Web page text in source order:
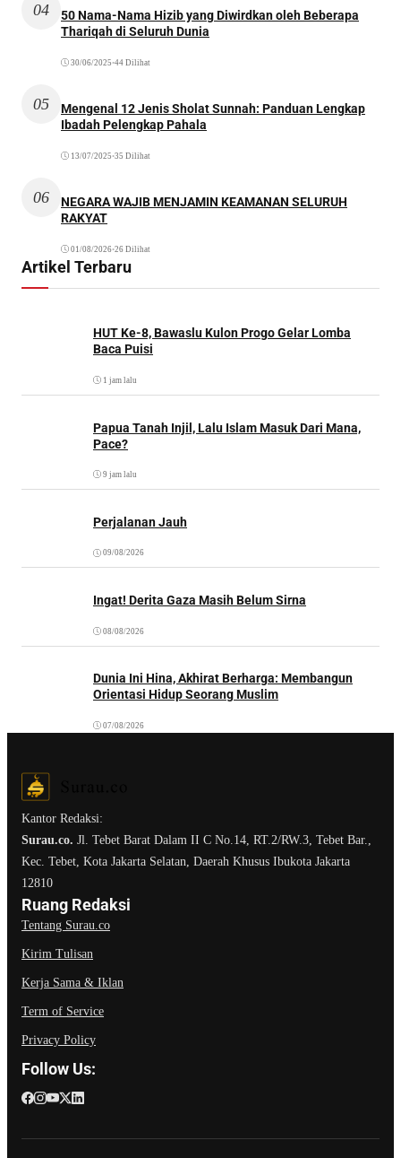
04
50 Nama-Nama Hizib yang Diwirdkan oleh Beberapa
Thariqah di Seluruh Dunia
30/06/2025 •44 Dilihat
05
Mengenal 12 Jenis Sholat Sunnah: Panduan Lengkap
Ibadah Pelengkap Pahala
13/07/2025 •35 Dilihat
06
NEGARA WAJIB MENJAMIN KEAMANAN SELURUH
RAKYAT
01/08/2026•26 Dilihat
Artikel Terbaru
HUT Ke-8, Bawaslu Kulon Progo Gelar Lomba
Baca Puisi
1 jam lalu
Papua Tanah Injil, Lalu Islam Masuk Dari Mana,
Pace?
9 jam lalu
Perjalanan Jauh
09/08/2026
Ingat! Derita Gaza Masih Belum Sirna
08/08/2026
Dunia Ini Hina, Akhirat Berharga: Membangun
Orientasi Hidup Seorang Muslim
07/08/2026
Kantor Redaksi:
Surau.co. Jl. Tebet Barat Dalam II C No.14, RT.2/RW.3, Tebet Bar.,
Kec. Tebet, Kota Jakarta Selatan, Daerah Khusus Ibukota Jakarta
12810
Ruang Redaksi
Tentang Surau.co
Kirim Tulisan
Kerja Sama & Iklan
Term of Service
Privacy Policy
Follow Us: